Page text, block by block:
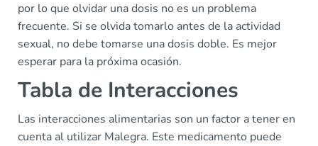
por lo que olvidar una dosis no es un problema
frecuente. Si se olvida tomarlo antes de la actividad
sexual, no debe tomarse una dosis doble. Es mejor
esperar para la próxima ocasión.
Tabla de Interacciones
Las interacciones alimentarias son un factor a tener en
cuenta al utilizar Malegra. Este medicamento puede